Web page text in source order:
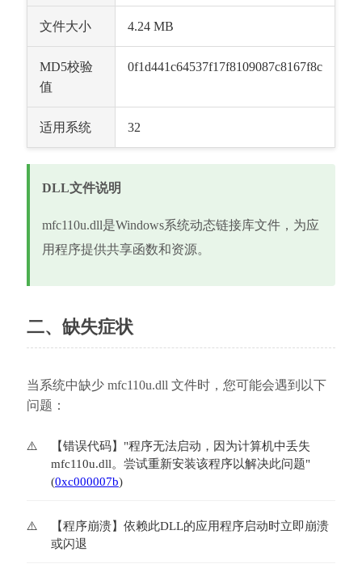
文件大小 4.24 MB
MD5校验
值
0f1d441c64537f17f8109087c8167f8c
适用系统 32
DLL文件说明
mfc110u.dll是Windows系统动态链接库文件，为应
用程序提供共享函数和资源。
二、缺失症状
当系统中缺少 mfc110u.dll 文件时，您可能会遇到以下
问题：
【错误代码】"程序无法启动，因为计算机中丢失
mfc110u.dll。尝试重新安装该程序以解决此问题"
(0xc000007b)
【程序崩溃】依赖此DLL的应用程序启动时立即崩溃
或闪退